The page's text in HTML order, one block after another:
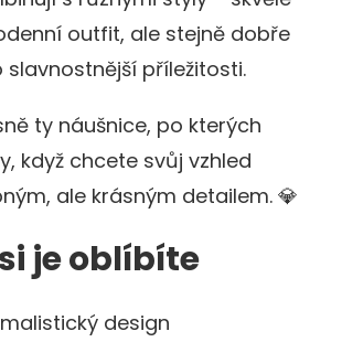
outfit, ale stejně dobře
slavnostnější příležitosti.
ty náušnice, po kterých
když chcete svůj vzhled
ale krásným detailem. 💎
je oblíbíte
design